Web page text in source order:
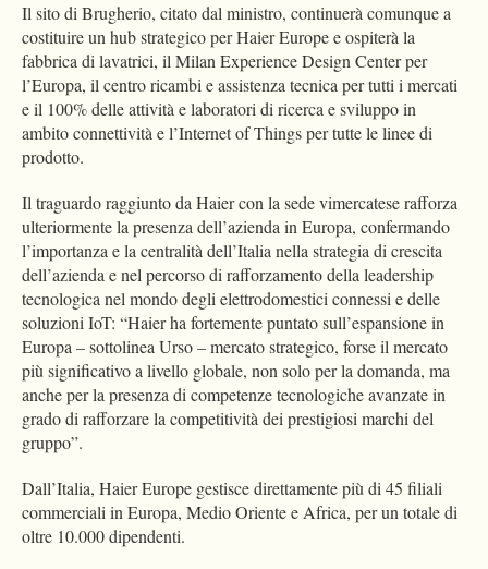
Il sito di Brugherio, citato dal ministro, continuerà comunque a
costituire un hub strategico per Haier Europe e ospiterà la
fabbrica di lavatrici, il Milan Experience Design Center per
l’Europa, il centro ricambi e assistenza tecnica per tutti i mercati
e il 100% delle attività e laboratori di ricerca e sviluppo in
ambito connettività e l’Internet of Things per tutte le linee di
prodotto.
Il traguardo raggiunto da Haier con la sede vimercatese rafforza
ulteriormente la presenza dell’azienda in Europa, confermando
l’importanza e la centralità dell’Italia nella strategia di crescita
dell’azienda e nel percorso di rafforzamento della leadership
tecnologica nel mondo degli elettrodomestici connessi e delle
soluzioni IoT: “Haier ha fortemente puntato sull’espansione in
Europa – sottolinea Urso – mercato strategico, forse il mercato
più significativo a livello globale, non solo per la domanda, ma
anche per la presenza di competenze tecnologiche avanzate in
grado di rafforzare la competitività dei prestigiosi marchi del
gruppo”.
Dall’Italia, Haier Europe gestisce direttamente più di 45 filiali
commerciali in Europa, Medio Oriente e Africa, per un totale di
oltre 10.000 dipendenti.